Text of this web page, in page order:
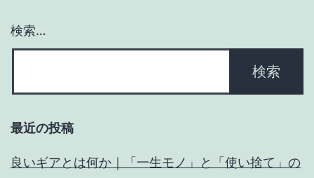
検索…
最近の投稿
良いギアとは何か｜「一生モノ」と「使い捨て」の